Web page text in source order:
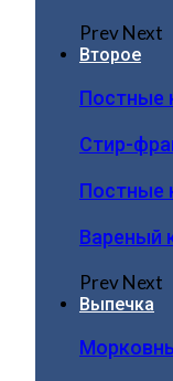
PrevNext
Второе
Постные
Стир-
Постные
Вареный
PrevNext
Выпечка